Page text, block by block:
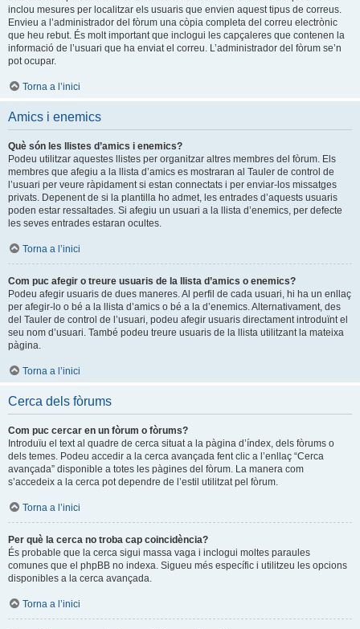
inclou mesures per localitzar els usuaris que envien aquest tipus de correus.
Envieu a l’administrador del fòrum una còpia completa del correu electrònic
que heu rebut. És molt important que inclogui les capçaleres que contenen la
informació de l’usuari que ha enviat el correu. L’administrador del fòrum se’n
pot ocupar.
Torna a l’inici
Amics i enemics
Què són les llistes d’amics i enemics?
Podeu utilitzar aquestes llistes per organitzar altres membres del fòrum. Els
membres que afegiu a la llista d’amics es mostraran al Tauler de control de
l’usuari per veure ràpidament si estan connectats i per enviar-los missatges
privats. Depenent de si la plantilla ho admet, les entrades d’aquests usuaris
poden estar ressaltades. Si afegiu un usuari a la llista d’enemics, per defecte
les seves entrades estaran ocultes.
Torna a l’inici
Com puc afegir o treure usuaris de la llista d’amics o enemics?
Podeu afegir usuaris de dues maneres. Al perfil de cada usuari, hi ha un enllaç
per afegir-lo o bé a la llista d’amics o bé a la d’enemics. Alternativament, des
del Tauler de control de l’usuari, podeu afegir usuaris directament introduïnt el
seu nom d’usuari. També podeu treure usuaris de la llista utilitzant la mateixa
pàgina.
Torna a l’inici
Cerca dels fòrums
Com puc cercar en un fòrum o fòrums?
Introduïu el text al quadre de cerca situat a la pàgina d’índex, dels fòrums o
dels temes. Podeu accedir a la cerca avançada fent clic a l’enllaç “Cerca
avançada” disponible a totes les pàgines del fòrum. La manera com
s’accedeix a la cerca pot dependre de l’estil utilitzat pel fòrum.
Torna a l’inici
Per què la cerca no troba cap coincidència?
És probable que la cerca sigui massa vaga i inclogui moltes paraules
comunes que el phpBB no indexa. Sigueu més específic i utilitzeu les opcions
disponibles a la cerca avançada.
Torna a l’inici